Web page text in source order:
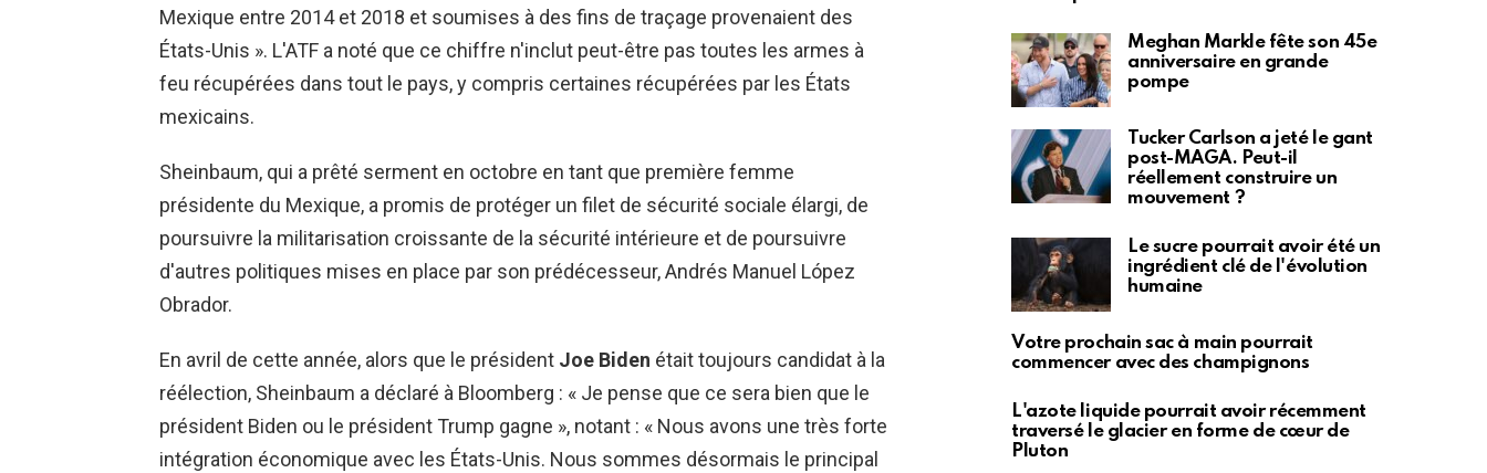
Mexique entre 2014 et 2018 et soumises à des fins de traçage provenaient des
États-Unis ». L'ATF a noté que ce chiffre n'inclut peut-être pas toutes les armes à
feu récupérées dans tout le pays, y compris certaines récupérées par les États
mexicains.
Sheinbaum, qui a prêté serment en octobre en tant que première femme
présidente du Mexique, a promis de protéger un filet de sécurité sociale élargi, de
poursuivre la militarisation croissante de la sécurité intérieure et de poursuivre
d'autres politiques mises en place par son prédécesseur, Andrés Manuel López
Obrador.
En avril de cette année, alors que le président Joe Biden était toujours candidat à la
réélection, Sheinbaum a déclaré à Bloomberg : « Je pense que ce sera bien que le
président Biden ou le président Trump gagne », notant : « Nous avons une très forte
intégration économique avec les États-Unis. Nous sommes désormais le principal
Meghan Markle fête son 45e
anniversaire en grande
pompe
Tucker Carlson a jeté le gant
post-MAGA. Peut-il
réellement construire un
mouvement ?
Le sucre pourrait avoir été un
ingrédient clé de l'évolution
humaine
Votre prochain sac à main pourrait
commencer avec des champignons
L'azote liquide pourrait avoir récemment
traversé le glacier en forme de cœur de
Pluton